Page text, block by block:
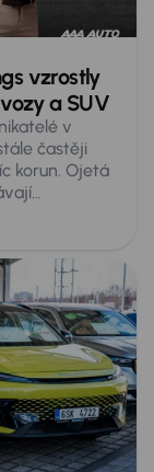
vzrostly
a SUV
v
častěji
korun. Ojetá
prvním
o 9
zatímco
tisíc korun
milion o 23
Škoda